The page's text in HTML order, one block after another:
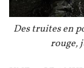
Légende
Des truites en
rouge,